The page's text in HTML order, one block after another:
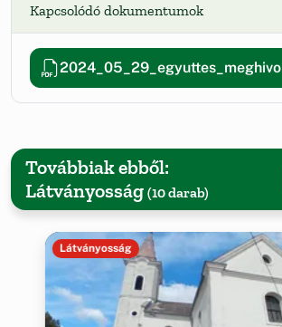
Kapcsolódó dokumentumok
2024_05_29_egyuttes_meghivo
Továbbiak ebből:
Látványosság (10 darab)
Látványosság